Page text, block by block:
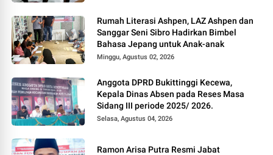
Rumah Literasi Ashpen, LAZ Ashpen dan
Sanggar Seni Sibro Hadirkan Bimbel
Bahasa Jepang untuk Anak-anak
Minggu, Agustus 02, 2026
Anggota DPRD Bukittinggi Kecewa,
Kepala Dinas Absen pada Reses Masa
Sidang III periode 2025/ 2026.
Selasa, Agustus 04, 2026
Ramon Arisa Putra Resmi Jabat